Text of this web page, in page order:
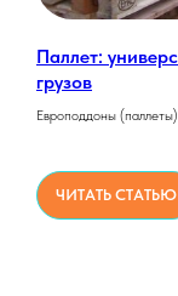
Паллет:
грузов
Европоддоны
ЧИТАТЬ СТАТЬЮ